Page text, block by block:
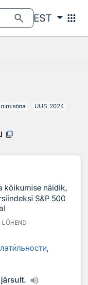
search EST apps
nimisõna UUS 2024
content_copy
kõikumise näidik,
S&P 500
LÜHEND
ильности,